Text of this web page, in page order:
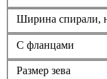
Ширина спирали,
С фланцами
Размер зева